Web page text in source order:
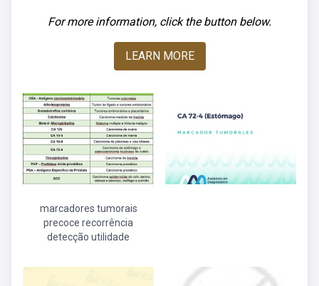
For more information, click the button below.
LEARN MORE
marcadores tumorais
precoce recorrência
detecção utilidade